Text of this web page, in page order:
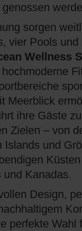
sorgen
vier Pools und
Wellness
Meerblick
ihre Gäste zu
Zielen – von
Islands und
Küsten
und Kanadas.
Design,
perfekte Wahl